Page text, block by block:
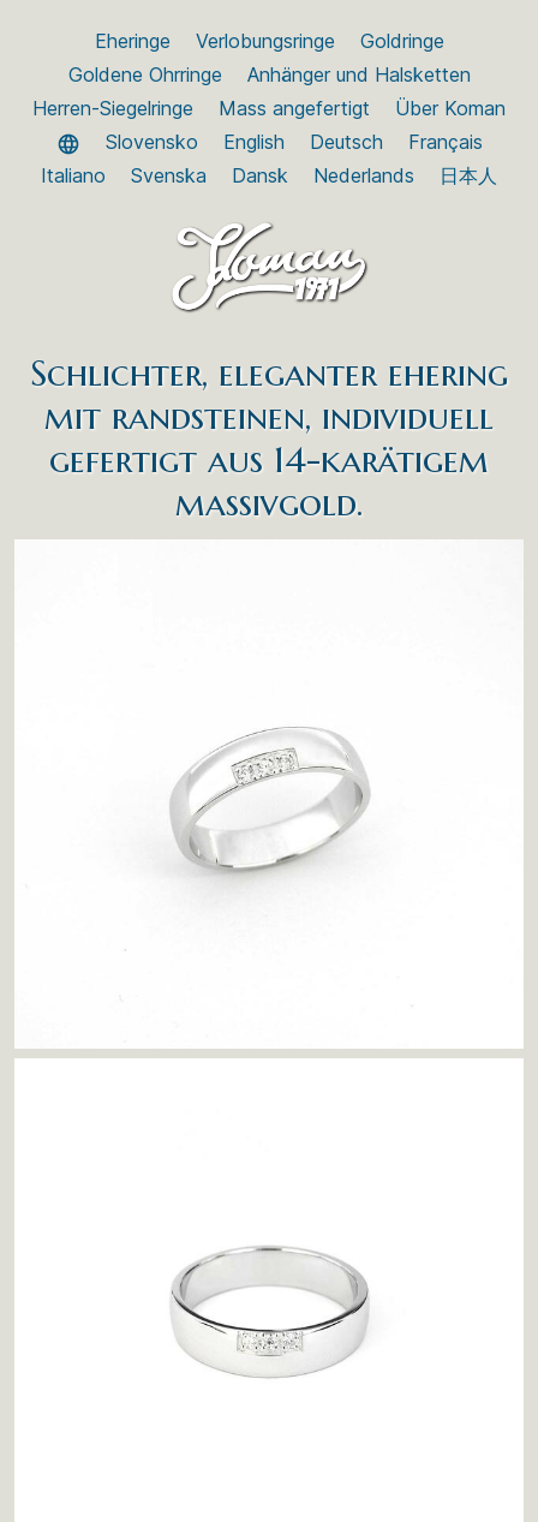
Eheringe Verlobungsringe
Goldringe
Goldene Ohrringe
Anhänger und Halsketten
Herren-Siegelringe
Mass angefertigt
Über Koman
Slovensko
English Deutsch
Français
Italiano
Svenska Dansk Nederlands 日本人
Schlichter, eleganter ehering
mit randsteinen, individuell
gefertigt aus 14-karätigem
massivgold.